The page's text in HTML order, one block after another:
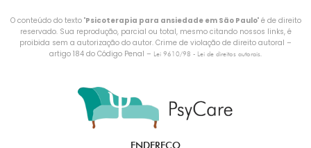
O conteúdo do texto "Psicoterapia para ansiedade em São Paulo" é de direito
reservado. Sua reprodução, parcial ou total, mesmo citando nossos links, é
proibida sem a autorização do autor. Crime de violação de direito autoral –
artigo 184 do Código Penal – Lei 9610/98 - Lei de direitos autorais.
ENDEREÇO